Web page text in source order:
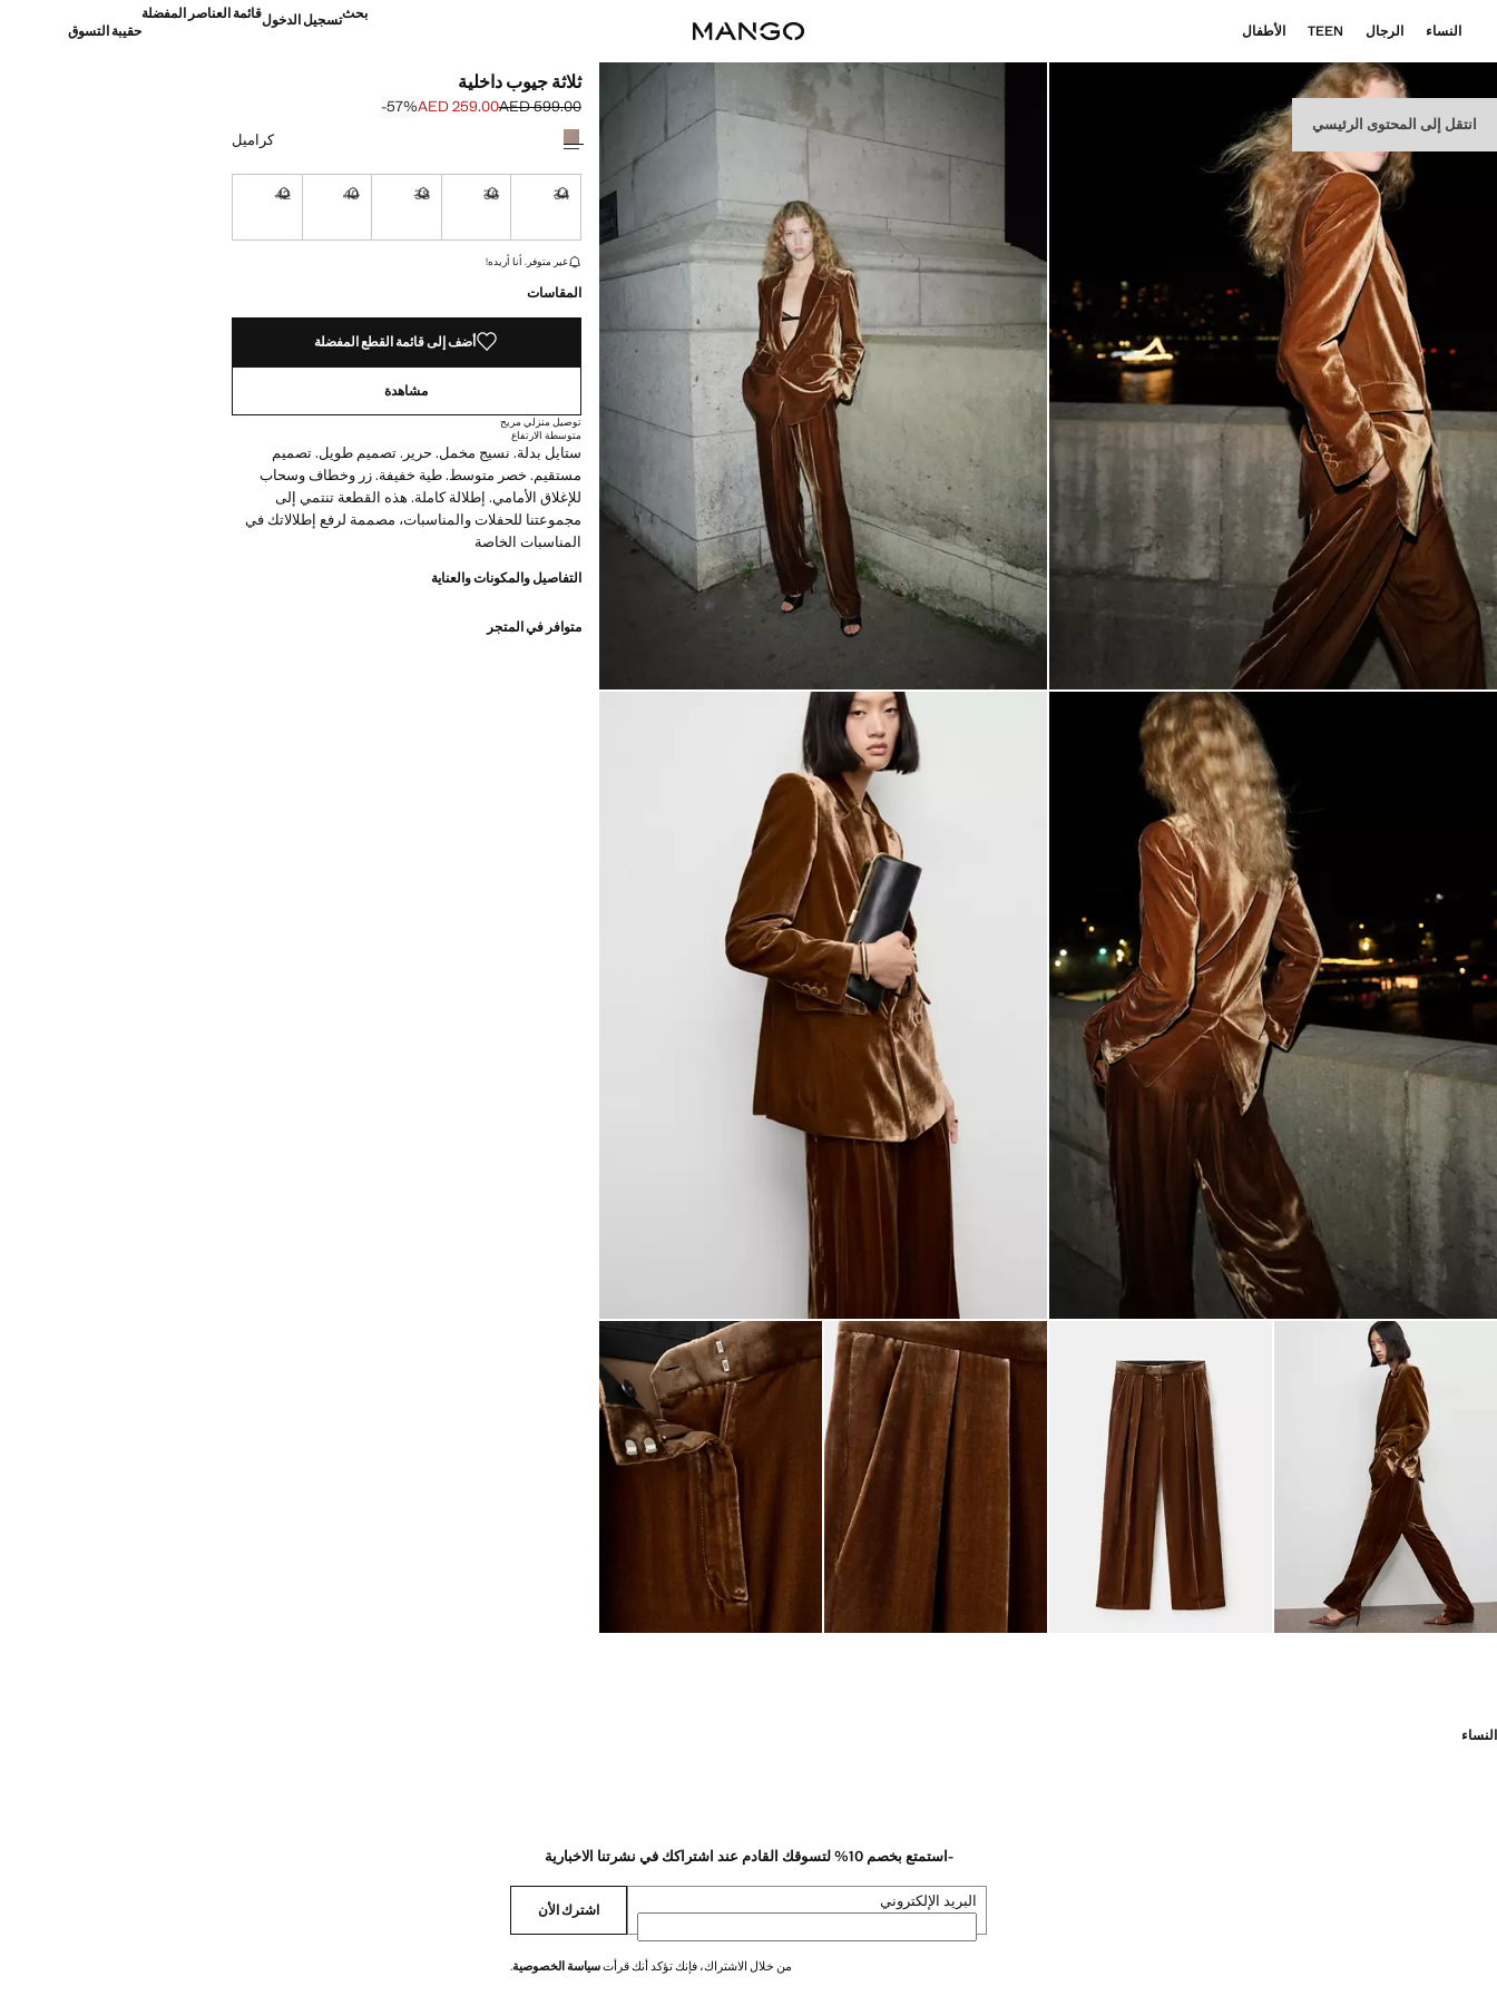
انتقل إلى المحتوى الرئيسي
النساء الرجال TEEN الأطفال
بحثتسجيل الدخولقائمة العناصر المفضلة
حقيبة التسوق
ثلاثة جيوب داخلية
السعر الأول محذوف [AED 599.00 ]
AED 599.00
السعر الحالي [AED 259.00 ]AED 259.00
‎-57‎%‎
حدد اللون
كراميل
34
36
38
40
42
القطع الأخيرة!
غير متوفر. أنا أريده!
المقاسات
أضف إلى قائمة القطع المفضلة
مشاهدة
توصيل منزلي مريح
متوسطة الارتفاع
ستايل بدلة. نسيج مخمل. حرير. تصميم طويل. تصميم
مستقيم. خصر متوسط. طية خفيفة. زر وخطاف وسحاب
للإغلاق الأمامي. إطلالة كاملة. هذه القطعة تنتمي إلى
مجموعتنا للحفلات والمناسبات، مصممة لرفع إطلالاتك في
المناسبات الخاصة
التفاصيل والمكونات والعناية
متوافر في المتجر
النساء
-استمتع بخصم 10% لتسوقك القادم عند اشتراكك في نشرتنا الاخبارية
البريد الإلكتروني اشترك الأن
من خلال الاشتراك، فإنك تؤكد أنك قرأتسياسة الخصوصية.